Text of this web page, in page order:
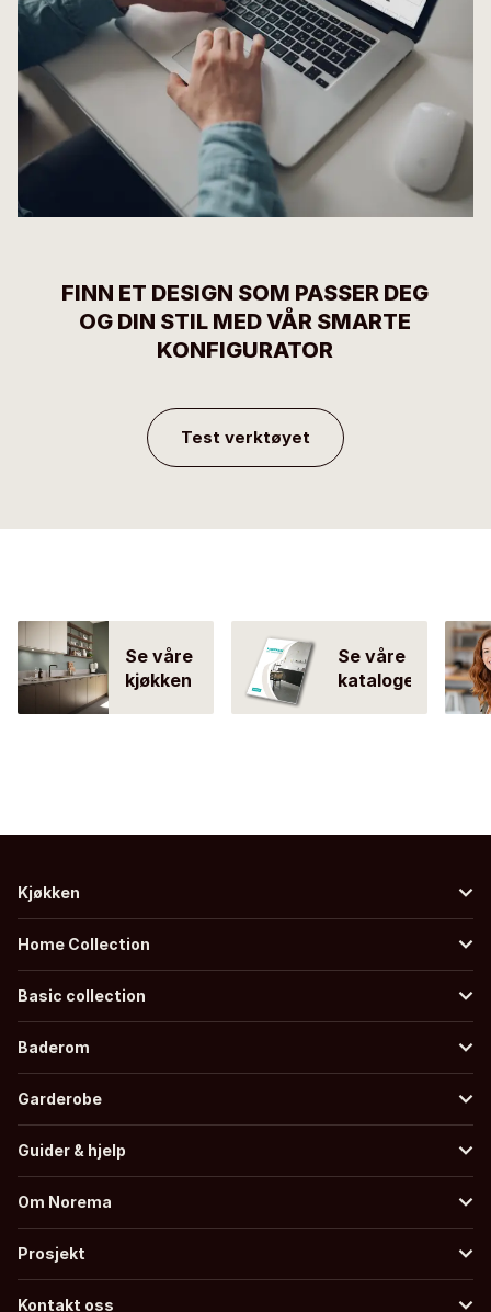
FINN ET DESIGN SOM PASSER DEG
OG DIN STIL MED VÅR SMARTE
KONFIGURATOR
Test verktøyet
Se våre
kjøkken
Se våre
kataloger
Kjøkken
Home Collection
Basic collection
Baderom
Garderobe
Guider & hjelp
Om Norema
Prosjekt
Kontakt oss